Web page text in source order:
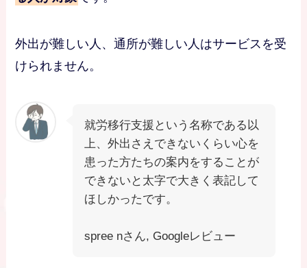
外出が難しい人、通所が難しい人はサービスを受
けられません。
就労移行支援という名称である以
上、外出さえできないくらい心を
患った方たちの案内をすることが
できないと太字で大きく表記して
ほしかったです。
spree nさん, Googleレビュー